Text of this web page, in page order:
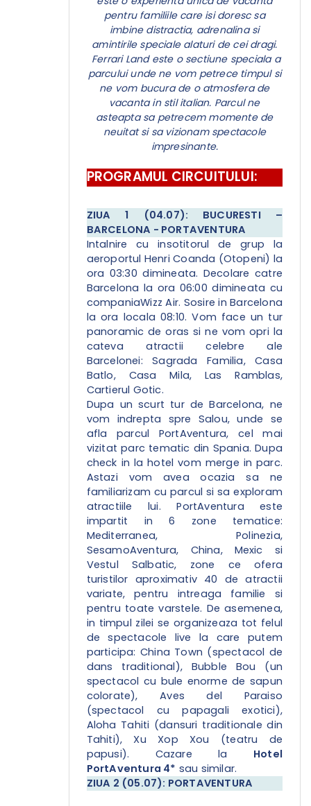
pentru familiile care isi doresc sa
imbine distractia, adrenalina si
amintirile speciale alaturi de cei dragi.
Ferrari Land este o sectiune speciala a
parcului unde ne vom petrece timpul si
ne vom bucura de o atmosfera de
vacanta in stil italian. Parcul ne
asteapta sa petrecem momente de
neuitat si sa vizionam spectacole
impresinante.
PROGRAMUL CIRCUITULUI:
ZIUA 1 (04.07): BUCURESTI –
BARCELONA - PORTAVENTURA
Intalnire cu insotitorul de grup la
aeroportul Henri Coanda (Otopeni) la
ora 03:30 dimineata. Decolare catre
Barcelona la ora 06:00 dimineata cu
companiaWizz Air. Sosire in Barcelona
la ora locala 08:10. Vom face un tur
panoramic de oras si ne vom opri la
cateva atractii celebre ale
Barcelonei: Sagrada Familia, Casa
Batlo, Casa Mila, Las Ramblas,
Cartierul Gotic.
Dupa un scurt tur de Barcelona, ne
vom indrepta spre Salou, unde se
afla parcul PortAventura, cel mai
vizitat parc tematic din Spania. Dupa
check in la hotel vom merge in parc.
Astazi vom avea ocazia sa ne
familiarizam cu parcul si sa exploram
atractiile lui. PortAventura este
impartit in 6 zone tematice:
Mediterranea, Polinezia,
SesamoAventura, China, Mexic si
Vestul Salbatic, zone ce ofera
turistilor aproximativ 40 de atractii
variate, pentru intreaga familie si
pentru toate varstele. De asemenea,
in timpul zilei se organizeaza tot felul
de spectacole live la care putem
participa: China Town (spectacol de
dans traditional), Bubble Bou (un
spectacol cu bule enorme de sapun
colorate), Aves del Paraiso
(spectacol cu papagali exotici),
Aloha Tahiti (dansuri traditionale din
Tahiti), Xu Xop Xou (teatru de
papusi). Cazare la Hotel
PortAventura 4* sau similar.
ZIUA 2 (05.07): PORTAVENTURA